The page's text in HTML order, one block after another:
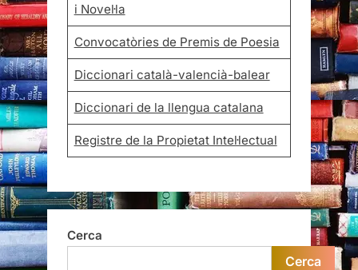
i Novel·la
Convocatòries de Premis de Poesia
Diccionari català-valencià-balear
Diccionari de la llengua catalana
Registre de la Propietat Intel·lectual
Cerca
Cerca